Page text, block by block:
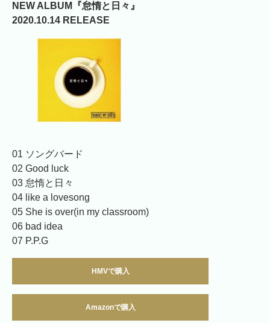
NEW ALBUM『怠惰と日々』
2020.10.14 RELEASE
01 ソングバード
02 Good luck
03 怠惰と日々
04 like a lovesong
05 She is over(in my classroom)
06 bad idea
07 P.P.G
HMVで購入
Amazonで購入